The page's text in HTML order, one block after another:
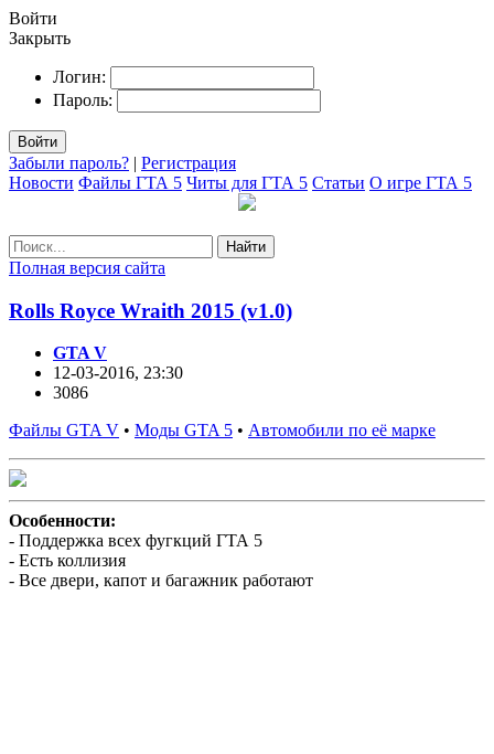
Войти
Закрыть
Логин:
Пароль:
Войти
Забыли пароль? | Регистрация
Новости Файлы ГТА 5 Читы для ГТА 5 Статьи О игре ГТА 5
Найти
Полная версия сайта
Rolls Royce Wraith 2015 (v1.0)
GTA V
12-03-2016, 23:30
3086
Файлы GTA V • Моды GTA 5 • Автомобили по её марке
Особенности:
- Поддержка всех фугкций ГТА 5
- Есть коллизия
- Все двери, капот и багажник работают